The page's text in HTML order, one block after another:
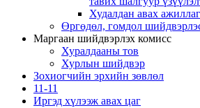
Худалдан авах
Өргөдөл, гомдол
Маргаан шийдвэрлэх комисс
Хуралдааны тов
Хурлын шийдвэр
Зохиогчийн эрхийн зөвлөл
11-11
Иргэд хүлээж авах цаг